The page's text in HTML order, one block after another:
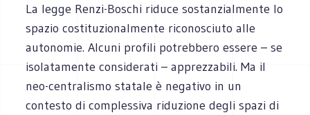
La legge Renzi-Boschi riduce sostanzialmente lo
spazio costituzionalmente riconosciuto alle
autonomie. Alcuni profili potrebbero essere – se
isolatamente considerati – apprezzabili. Ma il
neo-centralismo statale è negativo in un
contesto di complessiva riduzione degli spazi di